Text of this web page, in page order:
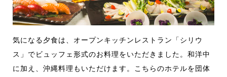
気になる夕食は、オープンキッチンレストラン「シリウ
ス」でビュッフェ形式のお料理をいただきました。和洋中
に加え、沖縄料理もいただけます。こちらのホテルを団体